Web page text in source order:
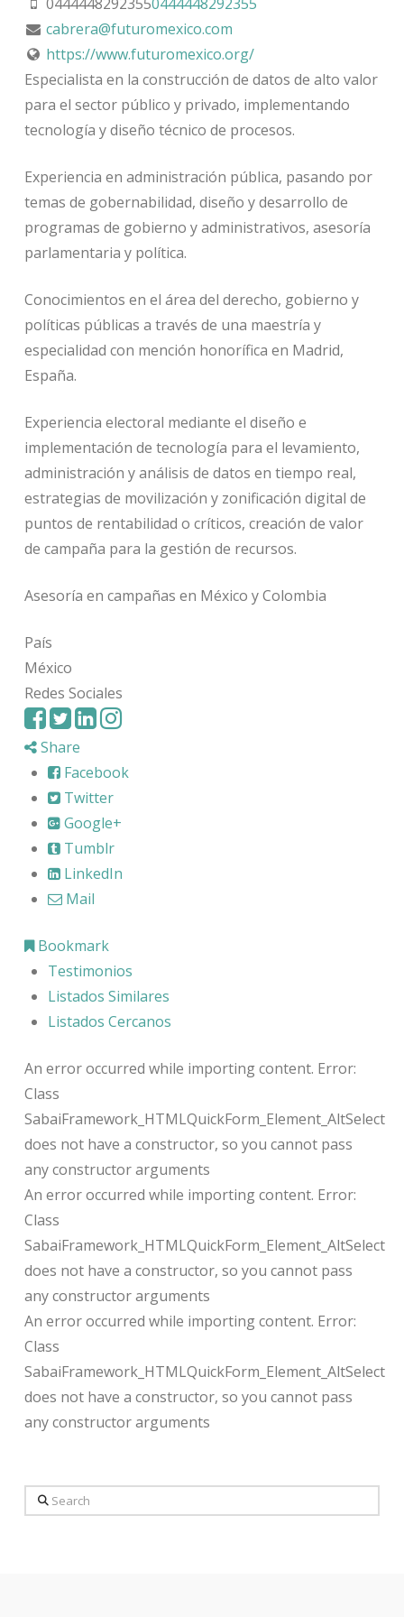
cabrera@futuromexico.com
https://www.futuromexico.org/
Especialista en la construcción de datos de alto valor
para el sector público y privado, implementando
tecnología y diseño técnico de procesos.
Experiencia en administración pública, pasando por
temas de gobernabilidad, diseño y desarrollo de
programas de gobierno y administrativos, asesoría
parlamentaria y política.
Conocimientos en el área del derecho, gobierno y
políticas públicas a través de una maestría y
especialidad con mención honorífica en Madrid,
España.
Experiencia electoral mediante el diseño e
implementación de tecnología para el levamiento,
administración y análisis de datos en tiempo real,
estrategias de movilización y zonificación digital de
puntos de rentabilidad o críticos, creación de valor
de campaña para la gestión de recursos.
Asesoría en campañas en México y Colombia
País
México
Redes Sociales
Share
Facebook
Twitter
Google+
Tumblr
LinkedIn
Mail
Bookmark
Testimonios
Listados Similares
Listados Cercanos
An error occurred while importing content. Error:
Class
SabaiFramework_HTMLQuickForm_Element_AltSelect
does not have a constructor, so you cannot pass
any constructor arguments
An error occurred while importing content. Error:
Class
SabaiFramework_HTMLQuickForm_Element_AltSelect
does not have a constructor, so you cannot pass
any constructor arguments
An error occurred while importing content. Error:
Class
SabaiFramework_HTMLQuickForm_Element_AltSelect
does not have a constructor, so you cannot pass
any constructor arguments
Search